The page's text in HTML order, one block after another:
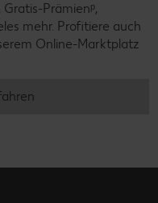
Prämienᵖ,
mehr. Profitiere auch
Online-Marktplatz